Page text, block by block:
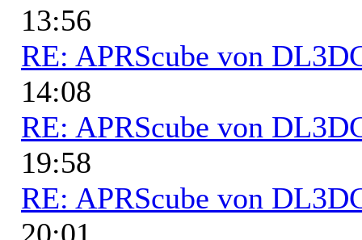
13:56
RE: APRScube von
14:08
RE: APRScube von
19:58
RE: APRScube von
20:01